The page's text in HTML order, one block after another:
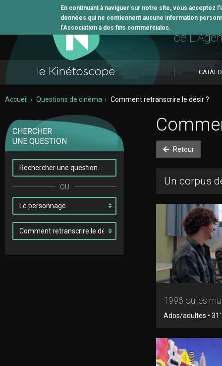
En continuant à naviguer sur notre site, vous
données qui ne contiennent aucune information
l’Association à des fins commerciales. L'outil
de
Accueil Questions de cinéma Comment retranscrire le désir ?
CHERCHER
UNE QUESTION
Retour
Un corpus
1996 ou les
Ados/adultes • 31'